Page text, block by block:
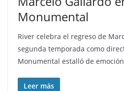
Monumental
River celebra el regreso de
segunda temporada como
Monumental estalló de emoción
Leer más